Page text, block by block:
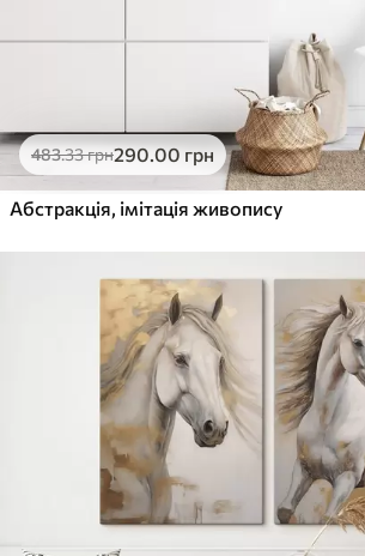
483.33грн290.00 грн
Абстракція, імітація живопису